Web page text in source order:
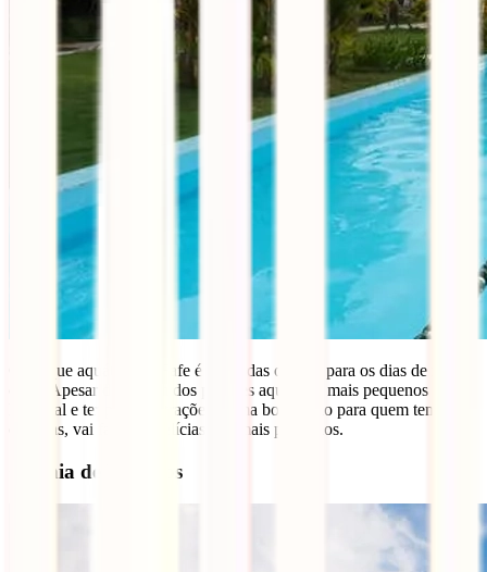
O parque aquático de Fafe é umas das opções para os dias de maior
calor. Apesar de ser um dos parques aquáticos mais pequenos de
Portugal e ter poucas atrações é uma boa opção para quem tem
crianças, vai fazer as delícias dos mais pequenos.
Citânia de Briteiros